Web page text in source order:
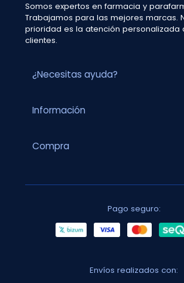
Somos expertos en farmacia y
Trabajamos para las mejores marcas.
prioridad es la atención personalizada
clientes.
¿Necesitas ayuda?
Información
Compra
Pago seguro:
Envíos realizados con: